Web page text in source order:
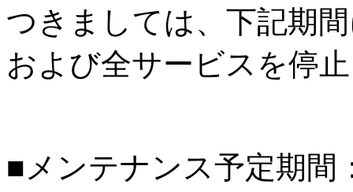
つきましては、下記期
および全サービスを停
■メンテナンス予定期間